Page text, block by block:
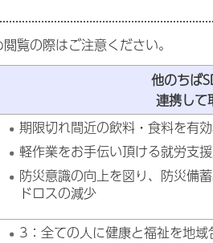
覧の際はご注意ください。
他のちば
連携して
期限切れ間近の飲料・食料を有
軽作業をお手伝い頂ける就労支
防災意識の向上を図り、防災備
ドロスの減少
3：全ての人に健康と福祉を地